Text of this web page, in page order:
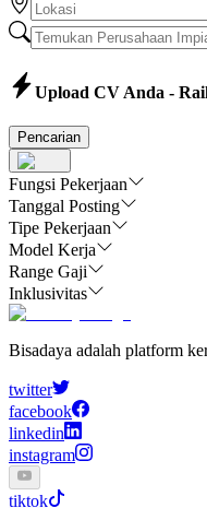
Upload CV Anda -
Pencarian
Fungsi Pekerjaan
Tanggal Posting
Tipe Pekerjaan
Model Kerja
Range Gaji
Inklusivitas
Bisadaya adalah platform
twitter
facebook
linkedin
instagram
tiktok